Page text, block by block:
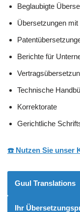
Beglaubigte
Übersetzungen
Berichte für
Technische
Korrektorate
Gerichtliche
☎️ Nutzen Sie unser
Guul Translations
Ihr